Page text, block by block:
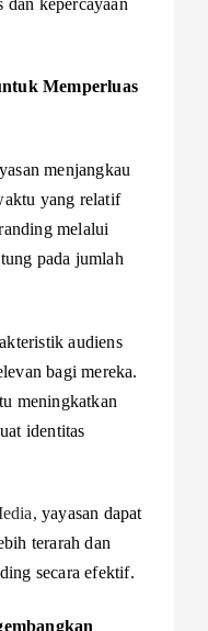
Memperluas
menjangkau
yang relatif
melalui
pada jumlah
audiens
bagi mereka.
meningkatkan
identitas
yayasan dapat
terarah dan
secara efektif.